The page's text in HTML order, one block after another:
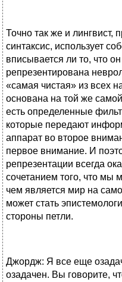
Точно так же и
синтаксис, использует
вписывается ли то, что
репрезентирована
«самая чистая» из всех
основана на той же
есть определенные
которые передают
аппарат во второе
первое внимание. И
репрезентации всегда
сочетанием того, что мы
чем является мир на
может стать
стороны петли.
Джордж: Я все еще
озадачен. Вы говорите,